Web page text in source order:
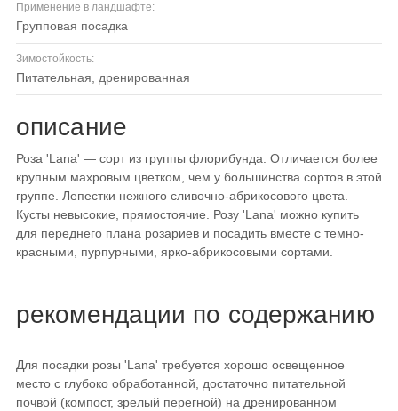
Применение в ландшафте:
групповая посадка
Зимостойкость:
питательная, дренированная
описание
Роза 'Lana' — сорт из группы флорибунда. Отличается более
крупным махровым цветком, чем у большинства сортов в этой
группе. Лепестки нежного сливочно-абрикосового цвета.
Кусты невысокие, прямостоячие. Розу 'Lana' можно купить
для переднего плана розариев и посадить вместе с темно-
красными, пурпурными, ярко-абрикосовыми сортами.
рекомендации по содержанию
Для посадки розы 'Lana' требуется хорошо освещенное
место с глубоко обработанной, достаточно питательной
почвой (компост, зрелый перегной) на дренированном